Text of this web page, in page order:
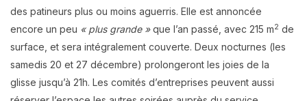
des patineurs plus ou moins aguerris. Elle est annoncée
encore un peu « plus grande »que l’an passé, avec 215 m2 de
surface, et sera intégralement couverte. Deux nocturnes (les
samedis 20 et 27 décembre) prolongeront les joies de la
glisse jusqu’à 21h. Les comités d’entreprises peuvent aussi